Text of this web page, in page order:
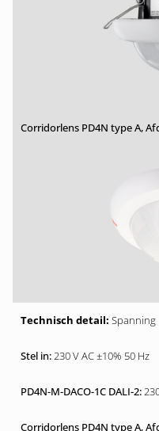
Spanning
230 V AC ±10% 50 Hz